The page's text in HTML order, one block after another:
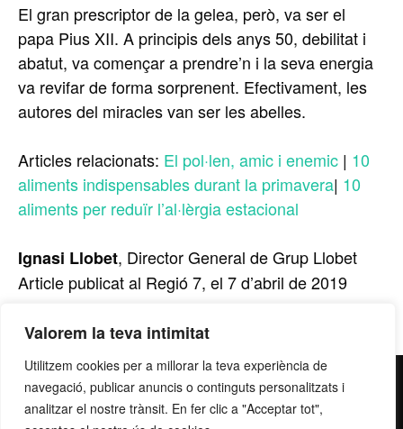
Valorem la teva intimitat
Utilitzem cookies per a millorar la teva experiència de
navegació, publicar anuncis o continguts personalitzats i
analitzar el nostre trànsit. En fer clic a "Acceptar tot",
El gran prescriptor de la gelea, però, va ser el
papa Pius XII. A principis dels anys 50, debilitat i
abatut, va començar a prendre’n i la seva energia
va revifar de forma sorprenent. Efectivament, les
autores del miracles van ser les abelles.
Articles relacionats: El pol·len, amic i enemic | 10
aliments indispensables durant la primavera| 10
aliments per reduïr l’al·lèrgia estacional
Ignasi Llobet, Director General de Grup Llobet
Article publicat al Regió 7, el 7 d’abril de 2019
contacte@grupllobet.com| Política de privacitat|Donar-
me de baixa| T. 93 878 80 78 | Ctra. Manresa a Berga km